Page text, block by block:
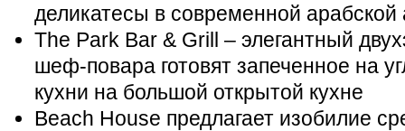
деликатесы в современной
The Park Bar & Grill – элегантный
шеф-повара готовят запеченное на
кухни на большой открытой кухне
Beach House предлагает изобилие